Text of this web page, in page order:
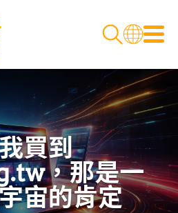
買到
，那是一
宙的肯定